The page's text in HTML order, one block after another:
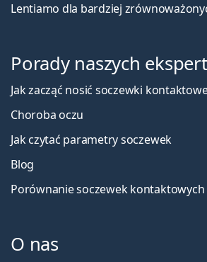
Lentiamo dla bardziej
Porady naszych
Jak zacząć nosić soczewki
Choroba oczu
Jak czytać parametry soczewek
Blog
Porównanie soczewek kontaktowych
O nas